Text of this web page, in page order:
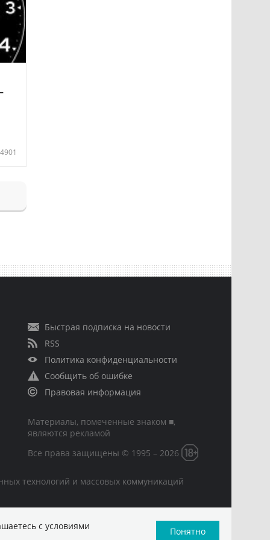
4901
Быстрая подписка на новости
RSS
Политика конфиденциальности
Сообщить об ошибке
Правовая информация
Материалы, помеченные знаком ■,
являются рекламой
Все права защищены © 1995 – 2026
технологий и массовых коммуникаций
с условиями Понятно